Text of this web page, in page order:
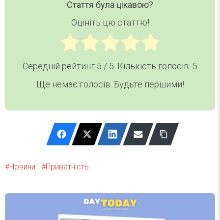
Стаття була цікавою?
Оцініть цю статтю!
Середній рейтинг 5 / 5. Кількість голосів: 5
Ще немає голосів. Будьте першими!
Новини Приватність